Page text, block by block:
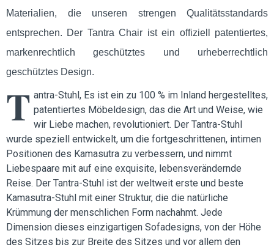
Materialien, die unseren strengen Qualitätsstandards
entsprechen. Der Tantra Chair ist ein offiziell patentiertes,
markenrechtlich geschütztes und urheberrechtlich
geschütztes Design.
T antra-Stuhl, Es ist ein zu 100 % im Inland hergestelltes,
patentiertes Möbeldesign, das die Art und Weise, wie
wir Liebe machen, revolutioniert. Der Tantra-Stuhl
wurde speziell entwickelt, um die fortgeschrittenen, intimen
Positionen des Kamasutra zu verbessern, und nimmt
Liebespaare mit auf eine exquisite, lebensverändernde
Reise. Der Tantra-Stuhl ist der weltweit erste und beste
Kamasutra-Stuhl mit einer Struktur, die die natürliche
Krümmung der menschlichen Form nachahmt. Jede
Dimension dieses einzigartigen Sofadesigns, von der Höhe
des Sitzes bis zur Breite des Sitzes und vor allem den